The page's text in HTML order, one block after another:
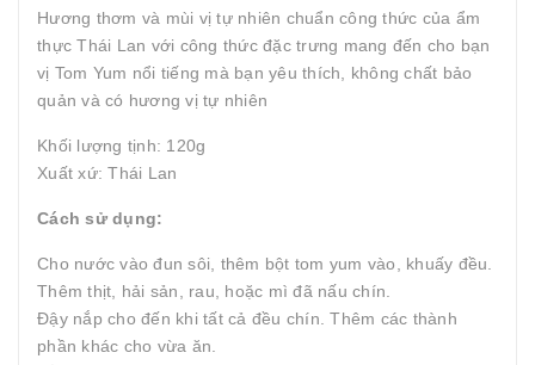
Hương thơm và mùi vị tự nhiên chuẩn công thức của ẩm
thực Thái Lan với công thức đặc trưng mang đến cho bạn
vị Tom Yum nổi tiếng mà bạn yêu thích, không chất bảo
quản và có hương vị tự nhiên
Khối lượng tịnh: 120g
Xuất xứ: Thái Lan
Cách sử dụng:
Cho nước vào đun sôi, thêm bột tom yum vào, khuấy đều.
Thêm thịt, hải sản, rau, hoặc mì đã nấu chín.
Đậy nắp cho đến khi tất cả đều chín. Thêm các thành
phần khác cho vừa ăn.